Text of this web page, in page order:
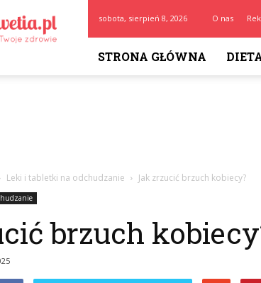
sobota, sierpień 8, 2026 O nas
STRONA GŁÓWNA
Leki i tabletki na odchudzanie Jak zrzucić brzuch kobiecy?
brzuch